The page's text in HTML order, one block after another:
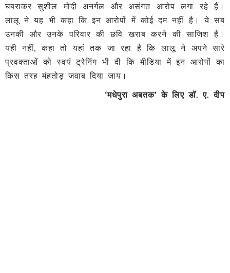
घबराकर सुशील मोदी अनर्गल और असंगत आरोप लगा रहे हैं।
लालू ने यह भी कहा कि इन आरोपों में कोई दम नहीं है। ये सब
उनकी और उनके परिवार की छवि खराब करने की साजिश है।
यही नहीं, कहा तो यहां तक जा रहा है कि लालू ने अपने सारे
प्रवक्ताओं को स्वयं ट्रेनिंग भी दी कि मीडिया में इन आरोपों का
किस तरह मंहतोड़ जवाब दिया जाय।
‘मधेपुरा अबतक’ के लिए डॉ. ए. दीप